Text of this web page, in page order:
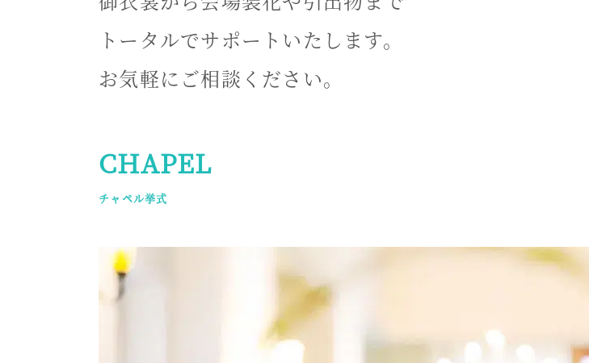
トータルでサポートいたします。
お気軽にご相談ください。
CHAPEL
チャペル挙式